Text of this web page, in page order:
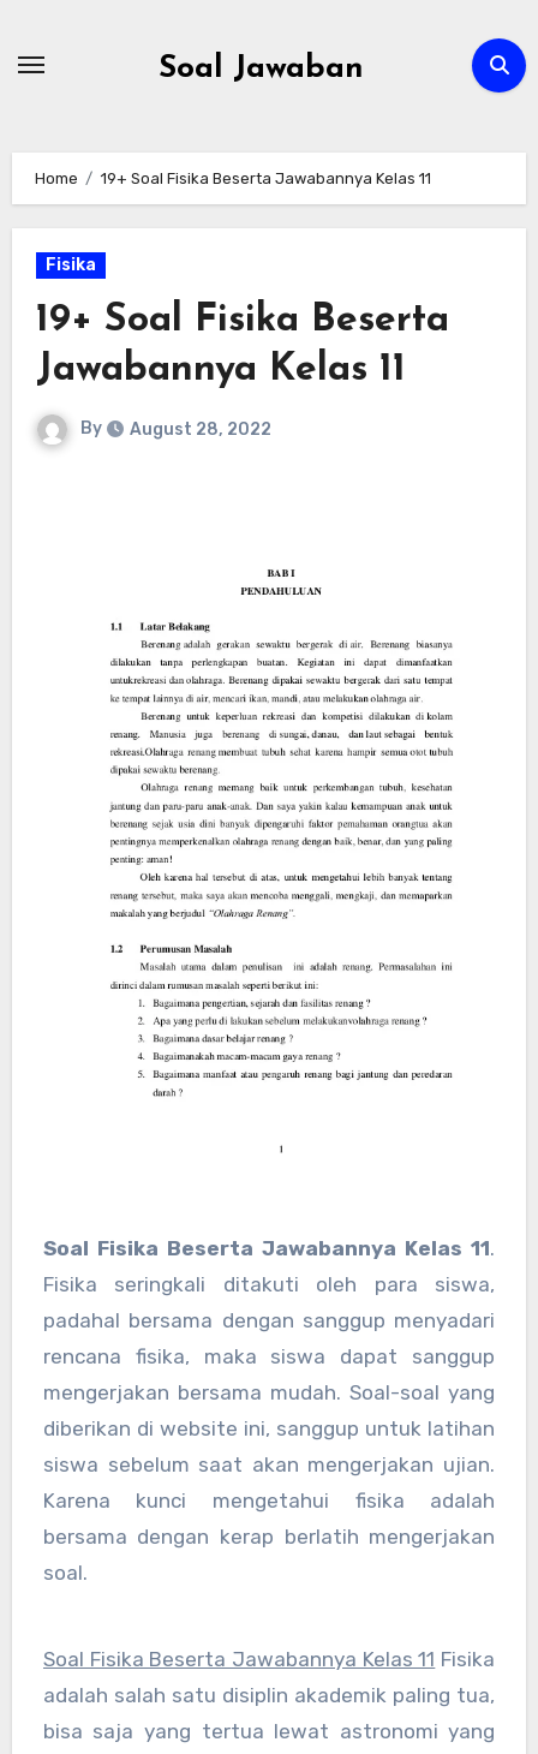
Soal Jawaban
Home 19+ Soal Fisika Beserta Jawabannya Kelas 11
Fisika
19+ Soal Fisika Beserta
Jawabannya Kelas 11
By August 28, 2022
Soal Fisika Beserta Jawabannya Kelas 11.
Fisika seringkali ditakuti oleh para siswa,
padahal bersama dengan sanggup menyadari
rencana fisika, maka siswa dapat sanggup
mengerjakan bersama mudah. Soal-soal yang
diberikan di website ini, sanggup untuk latihan
siswa sebelum saat akan mengerjakan ujian.
Karena kunci mengetahui fisika adalah
bersama dengan kerap berlatih mengerjakan
soal.
Soal Fisika Beserta Jawabannya Kelas 11 Fisika
adalah salah satu disiplin akademik paling tua,
bisa saja yang tertua lewat astronomi yang